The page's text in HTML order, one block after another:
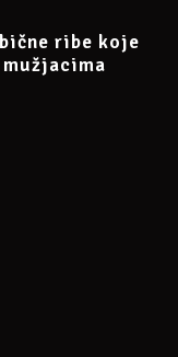
ribe koje